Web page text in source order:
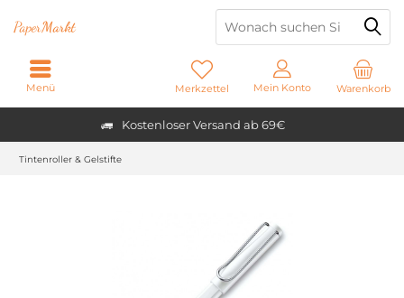
Kostenloser Versand ab 69€
PaperMarkt
Warenkorb
Merkzettel Mein Konto
Menü
Tintenroller & Gelstifte